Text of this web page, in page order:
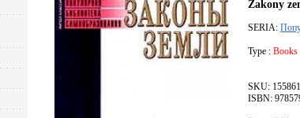
Zakony
SERIA:
Type : Books
SKU: 155861
ISBN: